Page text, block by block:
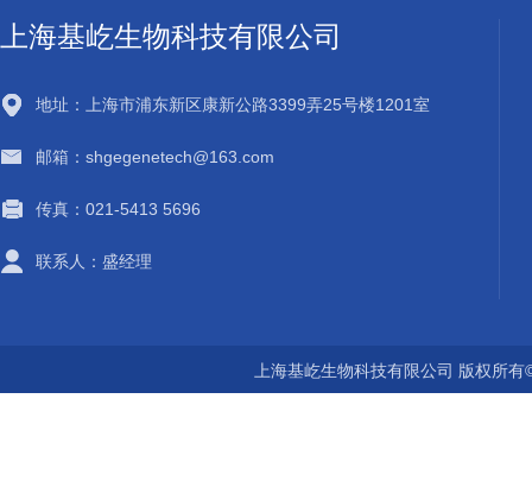
上海基屹生物科技有限公司
地址：上海市浦东新区康新公路3399弄25号楼1201室
邮箱：shgegenetech@163.com
传真：021-5413 5696
联系人：盛经理
上海基屹生物科技有限公司 版权所